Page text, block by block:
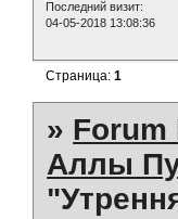
Последний визит:
04-05-2018 13:08:36
Страница:1
»
Аллы